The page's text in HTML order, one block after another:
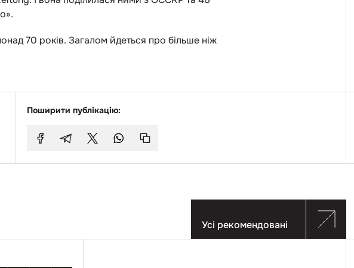
70 років. Загалом йдеться про більше ніж
Поширити публікацію:
Усі рекомендовані